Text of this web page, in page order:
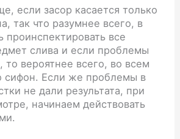
если засор касается только
так что разумнее всего, в
проинспектировать все
слива и если проблемы
то вероятнее всего, во всем
сифон. Если же проблемы в
не дали результата, при
начинаем действовать